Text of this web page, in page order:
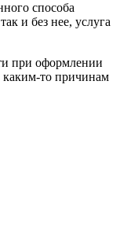
способа
и без нее, услуга
при оформлении
каким-то причинам